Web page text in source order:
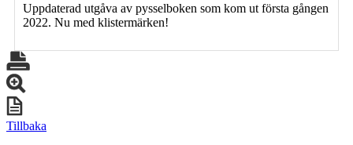
Uppdaterad utgåva av pysselboken som kom ut första gången
2022. Nu med klistermärken!
Tillbaka